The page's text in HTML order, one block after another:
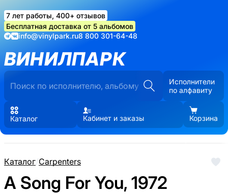
7 лет работы, 400+ отзывов
Бесплатная доставка от 5 альбомов
info@vinylpark.ru8 800 301-64-48
ВИНИЛПАРК
Исполнители
по алфавиту
Каталог Кабинет и заказы Корзина
Каталог/Carpenters
A Song For You, 1972